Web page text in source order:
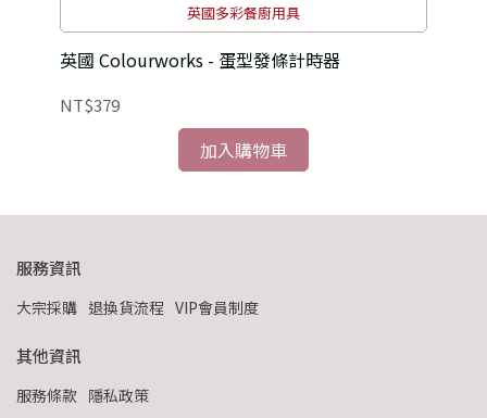
英國多彩餐廚用具
英國 Colourworks - 蛋型發條計時器
NT$379
加入購物車
服務資訊
大宗採購 退換貨流程 VIP會員制度
其他資訊
服務條款 隱私政策